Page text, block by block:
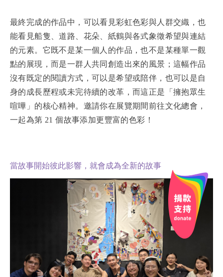
最終完成的作品中，可以看見彩虹色彩與人群交織，也
能看見船隻、道路、花朵、紙鶴與各式象徵希望與連結
的元素。它既不是某一個人的作品，也不是某種單一觀
點的展現，而是一群人共同創造出來的風景；這幅作品
沒有既定的閱讀方式，可以是希望或陪伴，也可以是自
身的成長歷程或未完待續的改革，而這正是「擁抱眾生
喧嘩」的核心精神。邀請你在展覽期間前往文化總會，
一起為第 21 個故事添加更豐富的色彩！
當故事開始彼此影響，就會成為全新的故事